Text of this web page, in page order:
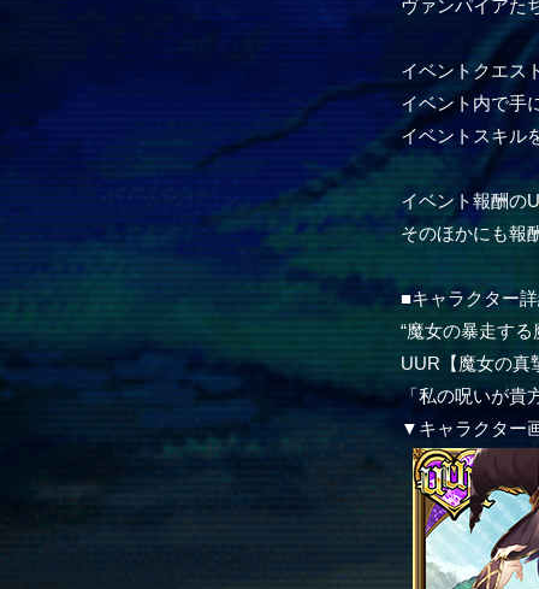
ヴァンパイアた
イベントクエス
イベント内で手
イベントスキル
イベント報酬の
そのほかにも報
■キャラクター
“魔女の暴走す
UUR【魔女の真
「私の呪いが
▼キャラクター